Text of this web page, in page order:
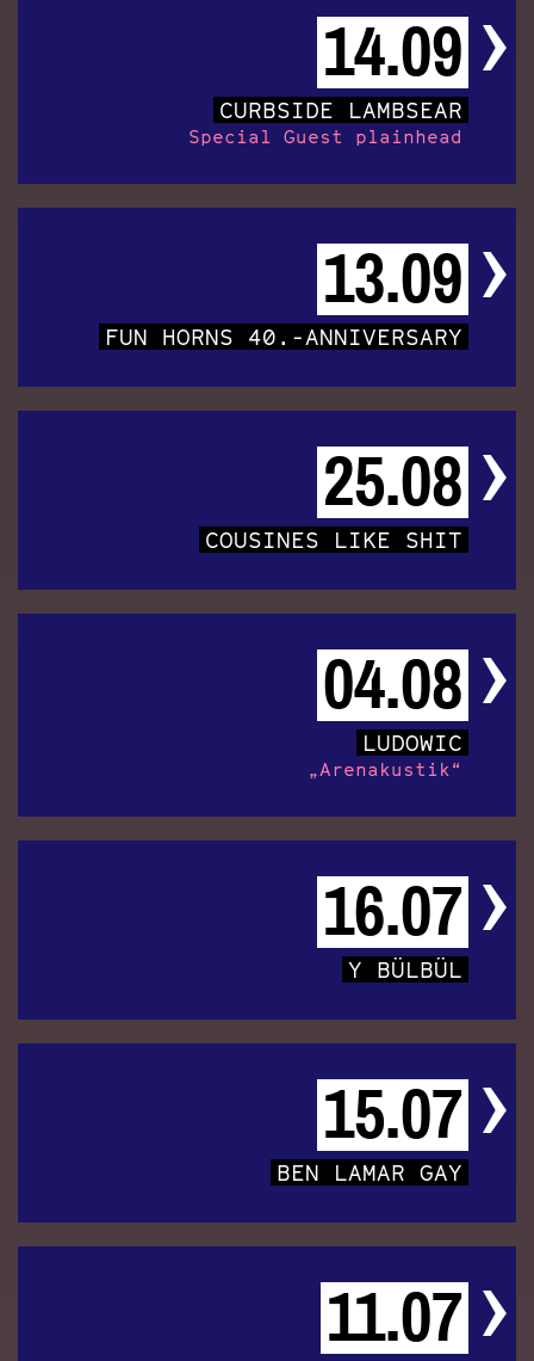
14.09
CURBSIDE LAMBSEAR
Special Guest plainhead
13.09
FUN HORNS 40.-ANNIVERSARY
25.08
COUSINES LIKE SHIT
04.08
LUDOWIC
„Arenakustik“
16.07
Y BÜLBÜL
15.07
BEN LAMAR GAY
11.07